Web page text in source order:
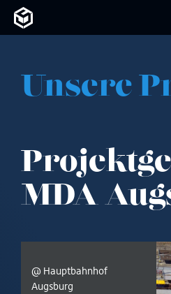
Unsere
MDA
@ Hauptbahnhof
Augsburg